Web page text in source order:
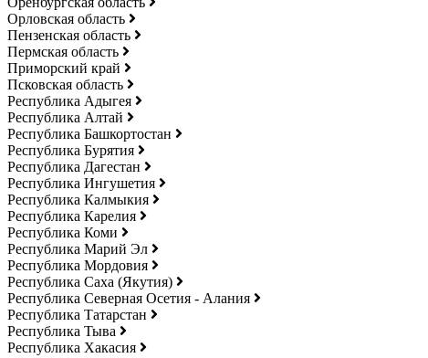
Орловская область
Пензенская область
Пермская область
Приморский край
Псковская область
Республика Адыгея
Республика Алтай
Республика Башкортостан
Республика Бурятия
Республика Дагестан
Республика Ингушетия
Республика Калмыкия
Республика Карелия
Республика Коми
Республика Марий Эл
Республика Мордовия
Республика Саха (Якутия)
Республика Северная Осетия - Алания
Республика Татарстан
Республика Тыва
Республика Хакасия